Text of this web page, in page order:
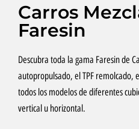
Carros
Faresin
Descubra toda la gama Faresin de
autopropulsado, el TPF remolcado,
todos los modelos de diferentes
vertical u horizontal.